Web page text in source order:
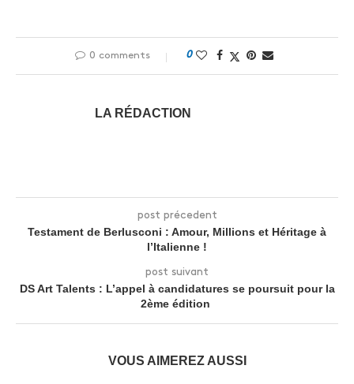
0 comments 0
LA RÉDACTION
post précedent
Testament de Berlusconi : Amour, Millions et Héritage à
l’Italienne !
post suivant
DS Art Talents : L’appel à candidatures se poursuit pour la
2ème édition
VOUS AIMEREZ AUSSI